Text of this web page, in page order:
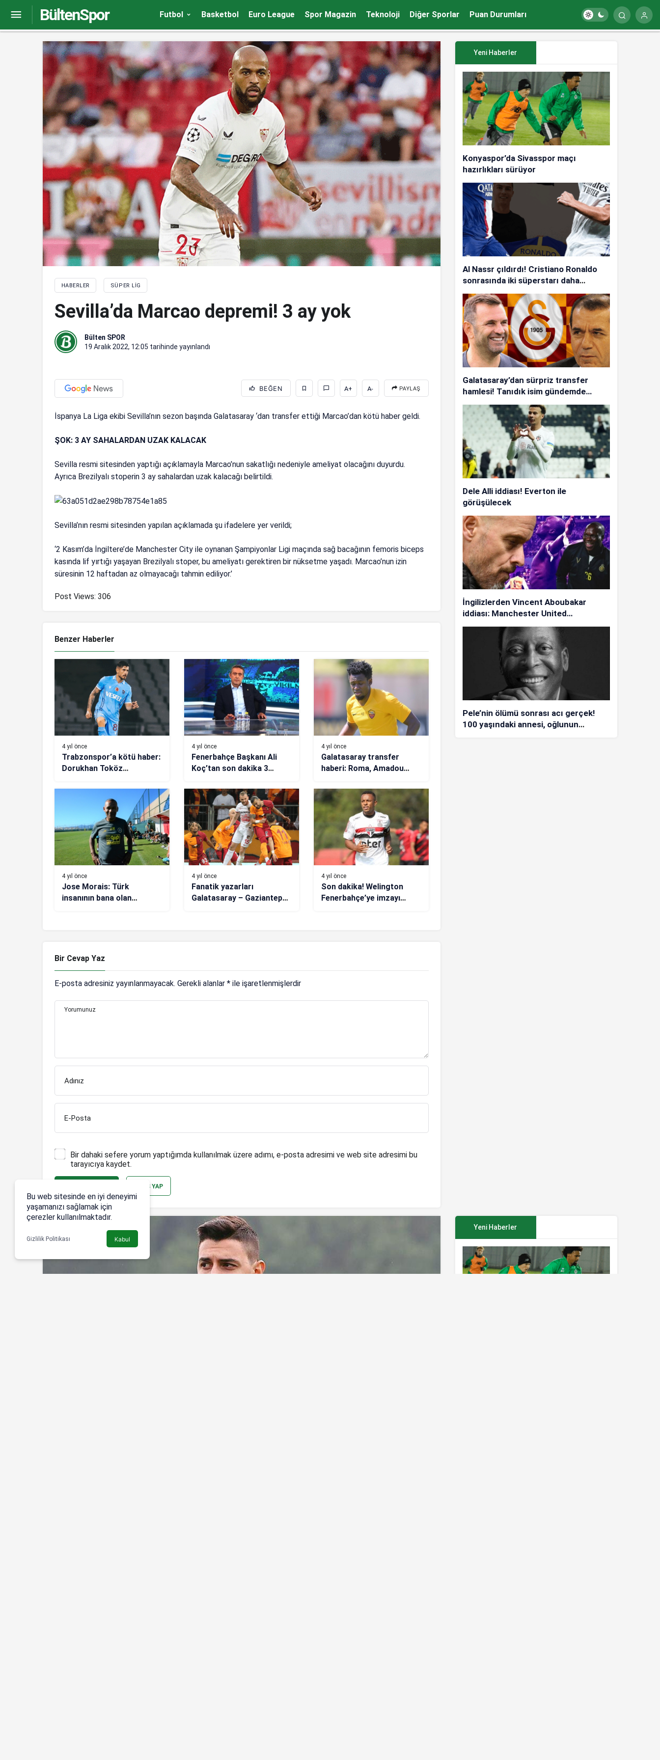
BültenSpor Futbol Basketbol Euro League Spor Magazin Teknoloji Diğer Sporlar Puan Durumları
HABERLER SÜPER LIG
Sevilla’da Marcao depremi! 3 ay yok
Bülten SPOR
19 Aralık 2022, 12:05 tarihinde yayınlandı
BEĞEN A+ A- PAYLAŞ
İspanya La Liga ekibi Sevilla’nın sezon başında Galatasaray ‘dan transfer ettiği Marcao’dan kötü haber geldi.
ŞOK: 3 AY SAHALARDAN UZAK KALACAK
Sevilla resmi sitesinden yaptığı açıklamayla Marcao’nun sakatlığı nedeniyle ameliyat olacağını duyurdu.
Ayrıca Brezilyalı stoperin 3 ay sahalardan uzak kalacağı belirtildi.
Sevilla’nın resmi sitesinden yapılan açıklamada şu ifadelere yer verildi;
‘2 Kasım’da İngiltere’de Manchester City ile oynanan Şampiyonlar Ligi maçında sağ bacağının femoris biceps
kasında lif yırtığı yaşayan Brezilyalı stoper, bu ameliyatı gerektiren bir nüksetme yaşadı. Marcao’nun izin
süresinin 12 haftadan az olmayacağı tahmin ediliyor.’
Post Views: 306
Benzer Haberler
4 yıl önce
Trabzonspor’a kötü haber:
Dorukhan Toköz
4 yıl önce
Fenerbahçe Başkanı Ali
Koç’tan son dakika 3
4 yıl önce
Galatasaray transfer
haberi: Roma, Amadou
bedelini belirledi!
4 yıl önce
Jose Morais: Türk
insanının bana olan
4 yıl önce
Fanatik yazarları
Galatasaray – Gaziantep
4 yıl önce
Son dakika! Welington
Fenerbahçe’ye imzayı
Bir Cevap Yaz
E-posta adresiniz yayınlanmayacak. Gerekli alanlar * ile işaretlenmişlerdir
Yorumunuz
Adınız
E-Posta
Bir dahaki sefere yorum yaptığımda kullanılmak üzere adımı, e-posta adresimi ve web site adresimi bu
tarayıcıya kaydet.
GIRIŞ YAP
Yeni Haberler
Konyaspor’da Sivasspor maçı
hazırlıkları sürüyor
Al Nassr çıldırdı! Cristiano Ronaldo
sonrasında iki süperstarı daha
istiyorlar…
Galatasaray’dan sürpriz transfer
hamlesi! Tanıdık isim gündemde…
Dele Alli iddiası! Everton ile
görüşülecek
İngilizlerden Vincent Aboubakar
iddiası: Manchester United…
Pele’nin ölümü sonrası acı gerçek!
100 yaşındaki annesi, oğlunun
Berke Özer’in yeni takımı belli oldu
Yeni Haberler
Bu web sitesinde en iyi deneyimi
yaşamanızı sağlamak için
çerezler kullanılmaktadır.
Gizlilik Politikası Kabul